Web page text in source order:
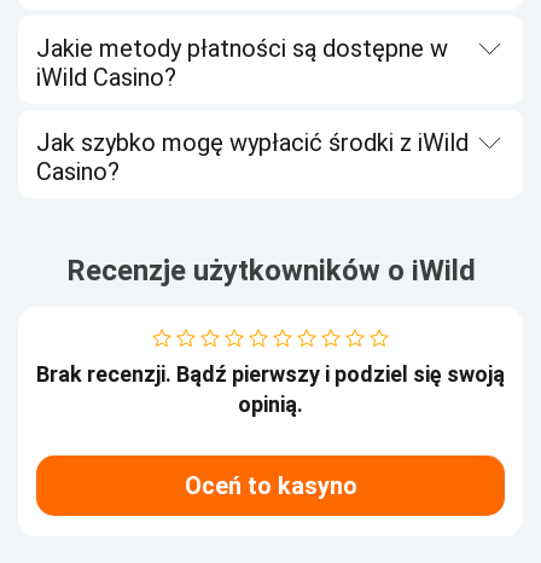
Jakie metody płatności są dostępne w
iWild Casino?
Jak szybko mogę wypłacić środki z iWild
Casino?
Recenzje użytkowników o іWіld
Brak recenzji. Bądź pierwszy i podziel się swoją
opinią.
Oceń to kasyno